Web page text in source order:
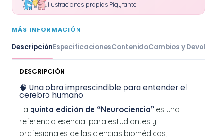
Ilustraciones propias Pigyfante
MÁS INFORMACIÓN
DescripciónEspecificacionesContenidoCambios y
DESCRIPCIÓN
🧠 Una obra imprescindible para entender el
cerebro humano
La quinta edición de “Neurociencia” es una
referencia esencial para estudiantes y
profesionales de las ciencias biomédicas,